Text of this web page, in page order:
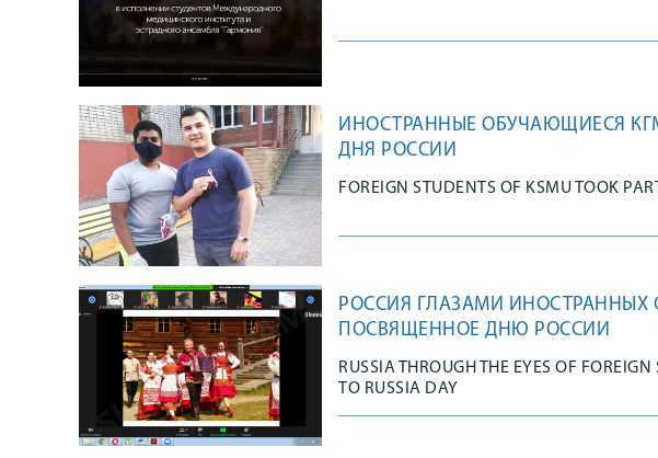
ИНОСТРАННЫЕ ОБУЧАЮЩИЕСЯ
ДНЯ РОССИИ
FOREIGN STUDENTS OF KSMU TOOK
РОССИЯ ГЛАЗАМИ ИНОСТРАННЫХ
ПОСВЯЩЕННОЕ ДНЮ РОССИИ
RUSSIA THROUGH THE EYES OF
TO RUSSIA DAY